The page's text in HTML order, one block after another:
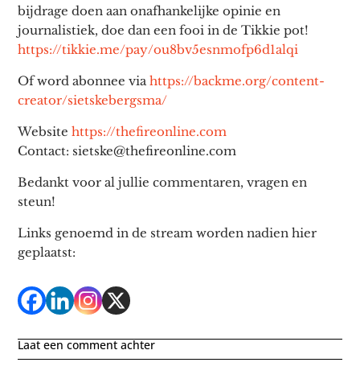
bijdrage doen aan onafhankelijke opinie en
journalistiek, doe dan een fooi in de Tikkie pot!
https://tikkie.me/pay/ou8bv5esnmofp6d1alqi
Of word abonnee viahttps://backme.org/content-
creator/sietskebergsma/
Websitehttps://thefireonline.com
Contact: sietske@thefireonline.com
Bedankt voor al jullie commentaren, vragen en
steun!
Links genoemd in de stream worden nadien hier
geplaatst:
Laat een comment achter